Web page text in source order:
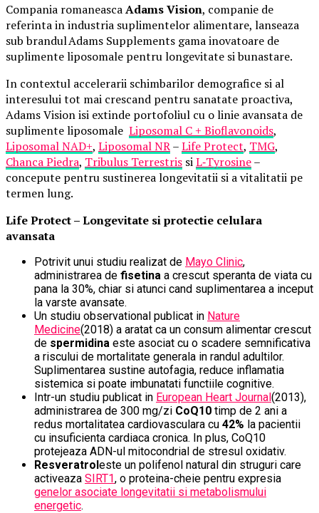
Compania romaneascaAdams Vision, companie de
referinta in industria suplimentelor alimentare, lanseaza
sub brandul Adams Supplements gama inovatoare de
suplimente liposomale pentru longevitate si bunastare.
In contextul accelerarii schimbarilor demografice si al
interesului tot mai crescand pentru sanatate proactiva,
Adams Vision isi extinde portofoliul cu o linie avansata de
suplimente liposomale Liposomal C + Bioflavonoids,
Liposomal NAD+, Liposomal NR–Life Protect, TMG,
Chanca Piedra, Tribulus Terrestris siL‑Tyrosine–
concepute pentru sustinerea longevitatii si a vitalitatii pe
termen lung.
Life Protect – Longevitate si protectie celulara
avansata
Potrivit unui studiu realizat de Mayo Clinic,
administrarea de fisetina a crescut speranta de viata cu
pana la 30%, chiar si atunci cand suplimentarea a inceput
la varste avansate.
Un studiu observational publicat in Nature
Medicine(2018) a aratat ca un consum alimentar crescut
de spermidina este asociat cu o scadere semnificativa
a riscului de mortalitate generala in randul adultilor.
Suplimentarea sustine autofagia, reduce inflamatia
sistemica si poate imbunatati functiile cognitive.
Intr-un studiu publicat in European Heart Journal(2013),
administrarea de 300 mg/zi CoQ10 timp de 2 ani a
redus mortalitatea cardiovasculara cu 42% la pacientii
cu insuficienta cardiaca cronica. In plus, CoQ10
protejeaza ADN-ul mitocondrial de stresul oxidativ.
Resveratroleste un polifenol natural din struguri care
activeaza SIRT1, o proteina-cheie pentru expresia
genelor asociate longevitatii si metabolismului
energetic.